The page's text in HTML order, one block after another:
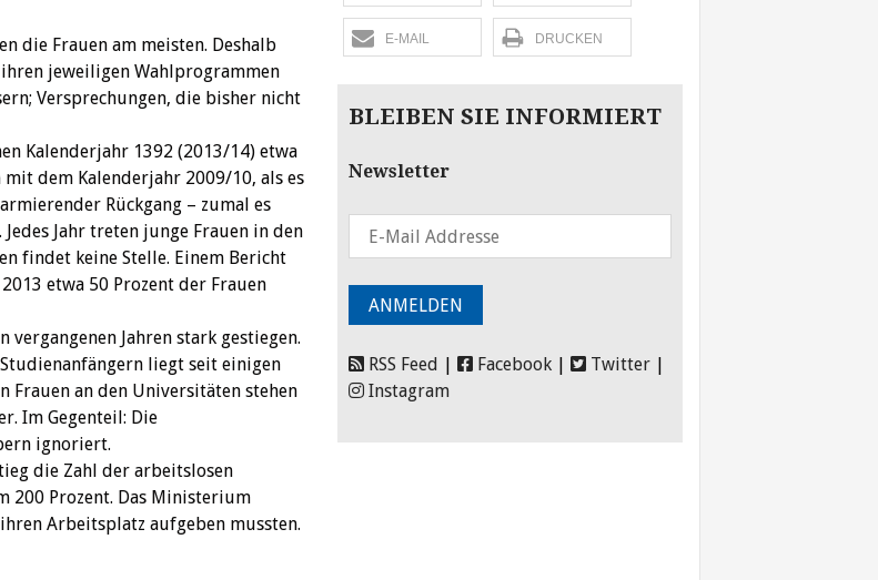
die Frauen am meisten. Deshalb
jeweiligen Wahlprogrammen
Versprechungen, die bisher nicht
Kalenderjahr 1392 (2013/14) etwa
dem Kalenderjahr 2009/10, als es
Rückgang – zumal es
Jahr treten junge Frauen in den
findet keine Stelle. Einem Bericht
etwa 50 Prozent der Frauen
Jahren stark gestiegen.
liegt seit einigen
Frauen an den Universitäten stehen
Im Gegenteil: Die
ignoriert.
die Zahl der arbeitslosen
200 Prozent. Das Ministerium
Arbeitsplatz aufgeben mussten.
E-MAIL DRUCKEN
BLEIBEN SIE INFORMIERT
Newsletter
RSS Feed Facebook Twitter
Instagram